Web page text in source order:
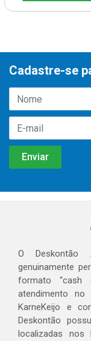
Cadastre-se
O Deskontão
genuinamente
formato “cash
atendimento
KarneKeijo e
Deskontão
localizadas nos